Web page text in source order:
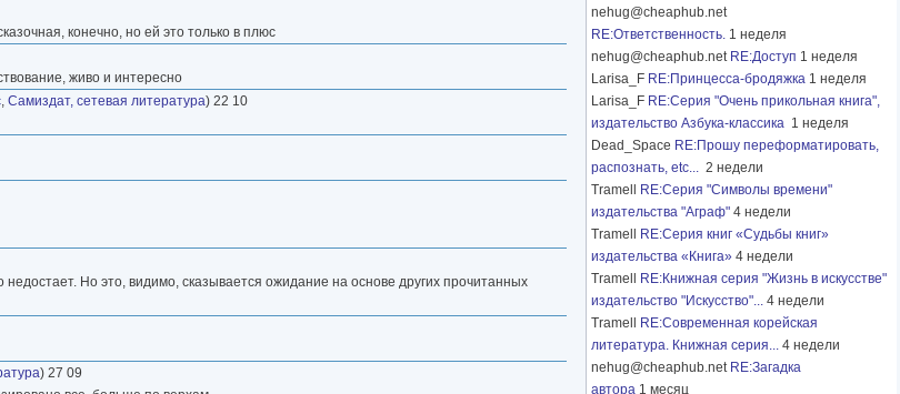
конечно, но ей это только в плюс
живо и интересно
, Самиздат, сетевая литература) 22 10
Но это, видимо, сказывается ожидание на основе других прочитанных
) 27 09
nehug@cheaphub.net
RE:Ответственность. 1 неделя
nehug@cheaphub.net RE:Доступ 1 неделя
Larisa_F RE:Принцесса-бродяжка 1 неделя
Larisa_F RE:Серия "Очень прикольная книга",
издательство Азбука-классика 1 неделя
Dead_Space RE:Прошу переформатировать,
распознать, etc... 2 недели
Tramell
RE:Серия "Символы времени"
издательства "Аграф" 4 недели
Tramell
RE:Серия книг «Судьбы книг»
издательства «Книга» 4 недели
Tramell
RE:Книжная серия "Жизнь в искусстве"
издательство "Искусство"... 4 недели
Tramell
RE:Современная корейская
литература. Книжная серия... 4 недели
nehug@cheaphub.net RE:Загадка
автора 1 месяц